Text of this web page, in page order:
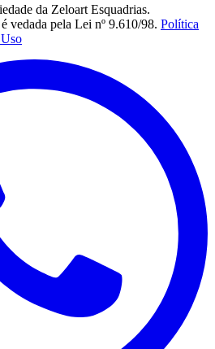
da Zeloart Esquadrias.
vedada pela Lei nº 9.610/98. Política